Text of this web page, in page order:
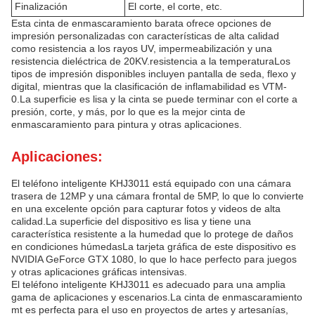
Finalización
El corte, el corte, etc.
Esta cinta de enmascaramiento barata ofrece opciones de
impresión personalizadas con características de alta calidad
como resistencia a los rayos UV, impermeabilización y una
resistencia dieléctrica de 20KV.resistencia a la temperaturaLos
tipos de impresión disponibles incluyen pantalla de seda, flexo y
digital, mientras que la clasificación de inflamabilidad es VTM-
0.La superficie es lisa y la cinta se puede terminar con el corte a
presión, corte, y más, por lo que es la mejor cinta de
enmascaramiento para pintura y otras aplicaciones.
Aplicaciones:
El teléfono inteligente KHJ3011 está equipado con una cámara
trasera de 12MP y una cámara frontal de 5MP, lo que lo convierte
en una excelente opción para capturar fotos y videos de alta
calidad.La superficie del dispositivo es lisa y tiene una
característica resistente a la humedad que lo protege de daños
en condiciones húmedasLa tarjeta gráfica de este dispositivo es
NVIDIA GeForce GTX 1080, lo que lo hace perfecto para juegos
y otras aplicaciones gráficas intensivas.
El teléfono inteligente KHJ3011 es adecuado para una amplia
gama de aplicaciones y escenarios.La cinta de enmascaramiento
mt es perfecta para el uso en proyectos de artes y artesanías,